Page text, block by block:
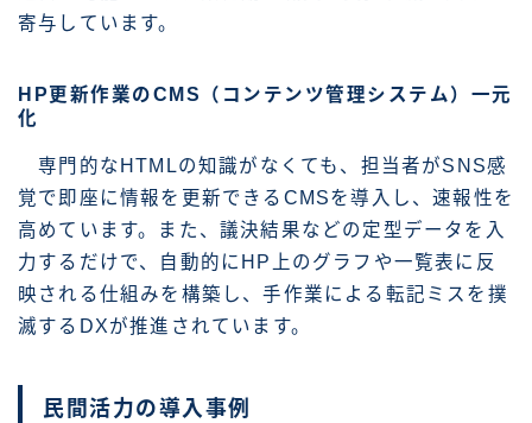
寄与しています。
HP更新作業のCMS（コンテンツ管理システム）一元
化
専門的なHTMLの知識がなくても、担当者がSNS感
覚で即座に情報を更新できるCMSを導入し、速報性を
高めています。また、議決結果などの定型データを入
力するだけで、自動的にHP上のグラフや一覧表に反
映される仕組みを構築し、手作業による転記ミスを撲
滅するDXが推進されています。
民間活力の導入事例